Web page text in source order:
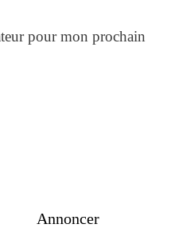
pour mon prochain
Annoncer